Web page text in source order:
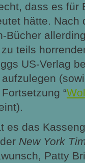
dass es für
hätte. Nach
Bücher
teils
US-Verlag
“
es das
New York
Patty